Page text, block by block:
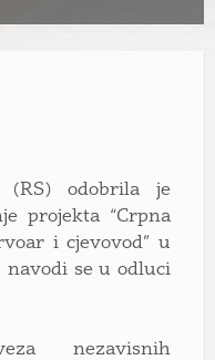
(RS) odobrila je
projekta “Crpna
i cjevovod” u
navodi se u odluci
nezavisnih